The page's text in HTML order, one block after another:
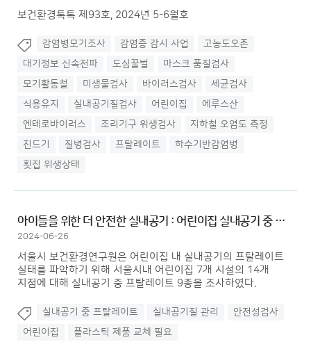
보건환경톡톡 제93호, 2024년 5-6월호
감염병모기조사 감염증 감시 사업
고농도오존
대기정보 신속전파
도심꿀벌
마스크 품질검사
모기활동철
미생물검사 바이러스검사
세균검사
식용유지
실내공기질검사 어린이집
에루스산
엔테로바이러스
조리기구 위생검사
지하철 오염도 측정
진드기
질병검사 프탈레이트
하수기반감염병
횟집 위생상태
아이들을 위한 더 안전한 실내공기 : 어린이집 실내공기 중 프탈레이트...
2024-06-26
서울시 보건환경연구원은 어린이집 내 실내공기의 프탈레이트
실태를 파악하기 위해 서울시내 어린이집 7개 시설의 14개
지점에 대해 실내공기 중 프탈레이트 9종을 조사하였다.
실내공기 중 프탈레이트 실내공기질 관리
안전성검사
어린이집
플라스틱 제품 교체 필요